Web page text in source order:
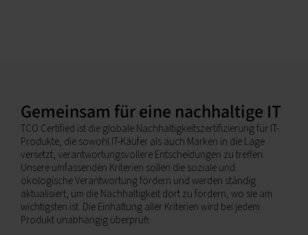
Gemeinsam für eine nachhaltige IT
TCO Certified ist die globale Nachhaltigkeitszertifizierung für IT-
Produkte, die sowohl IT-Käufer als auch Marken in die Lage
versetzt, verantwortungsvollere Entscheidungen zu treffen.
Unsere umfassenden Kriterien sollen die soziale und
ökologische Verantwortung fördern und werden ständig
aktualisiert, um die Nachhaltigkeit dort zu fördern, wo sie am
wichtigsten ist. Die Einhaltung aller Kriterien wird bei jedem
Produkt unabhängig überprüft.